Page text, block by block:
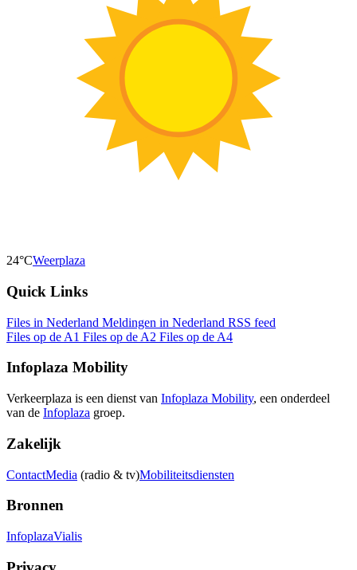
24°CWeerplaza
Quick Links
Files in Nederland Meldingen in Nederland RSS feed
Files op de A1 Files op de A2 Files op de A4
Infoplaza Mobility
Verkeerplaza is een dienst van Infoplaza Mobility, een onderdeel
van de Infoplaza groep.
Zakelijk
ContactMedia (radio & tv)Mobiliteitsdiensten
Bronnen
InfoplazaVialis